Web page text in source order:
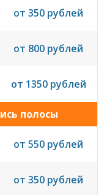
от 350 рублей
от 800 рублей
от 1350 рублей
полосы
от 550 рублей
от 350 рублей